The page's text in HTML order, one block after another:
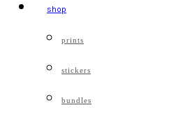
shop
prints
stickers
bundles